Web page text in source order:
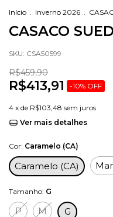
Início . Inverno 2026 .
CASACO
SKU: CSA50599
R$459,90
R$413,91 -10% OFF
4 x de R$103,48 sem juros
Ver mais detalhes
Cor: Caramelo (CA)
Caramelo (CA)
Tamanho: G
P M G